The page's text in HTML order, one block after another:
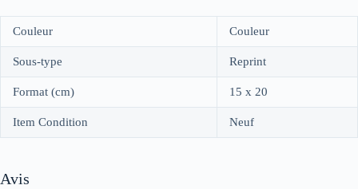
Couleur Couleur
Sous-type Reprint
Format (cm) 15 x 20
Item Condition Neuf
Avis